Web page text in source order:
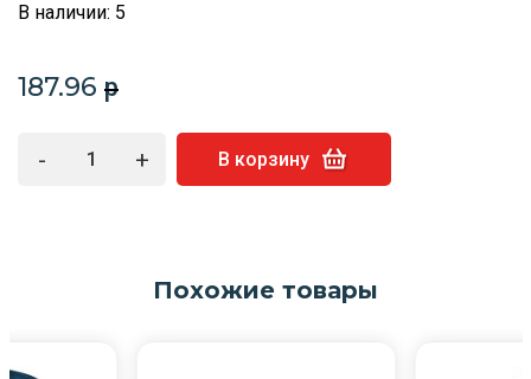
В наличии: 5
187.96 p
- + В корзину
Похожие товары